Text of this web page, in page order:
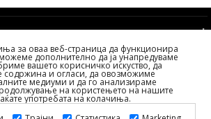
PS FASHION DESIGN DOO
за оваа веб-страница да функционира
дополнително да ја унапредуваме
вашето корисничко искуство, да
содржина и огласи, да овозможиме
медиуми и да го анализираме
на користењето на нашите
употребата на колачиња.